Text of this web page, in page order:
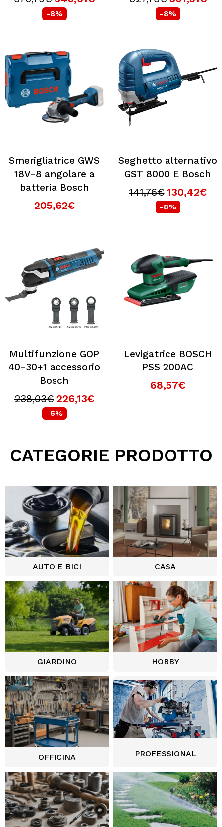
-8% -8%
Smerigliatrice GWS
18V-8 angolare a
batteria Bosch
205,62€
Seghetto alternativo
GST 8000 E Bosch
141,76€ 130,42€
-8%
Multifunzione GOP
40-30+1 accessorio
Bosch
238,03€ 226,13€
-5%
Levigatrice BOSCH
PSS 200AC
68,57€
CATEGORIE PRODOTTO
AUTO E BICI CASA
GIARDINO HOBBY
OFFICINA PROFESSIONAL